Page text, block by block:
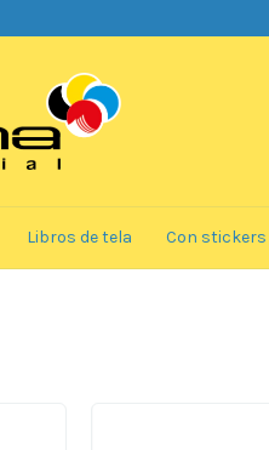
Libros de tela Con stickers